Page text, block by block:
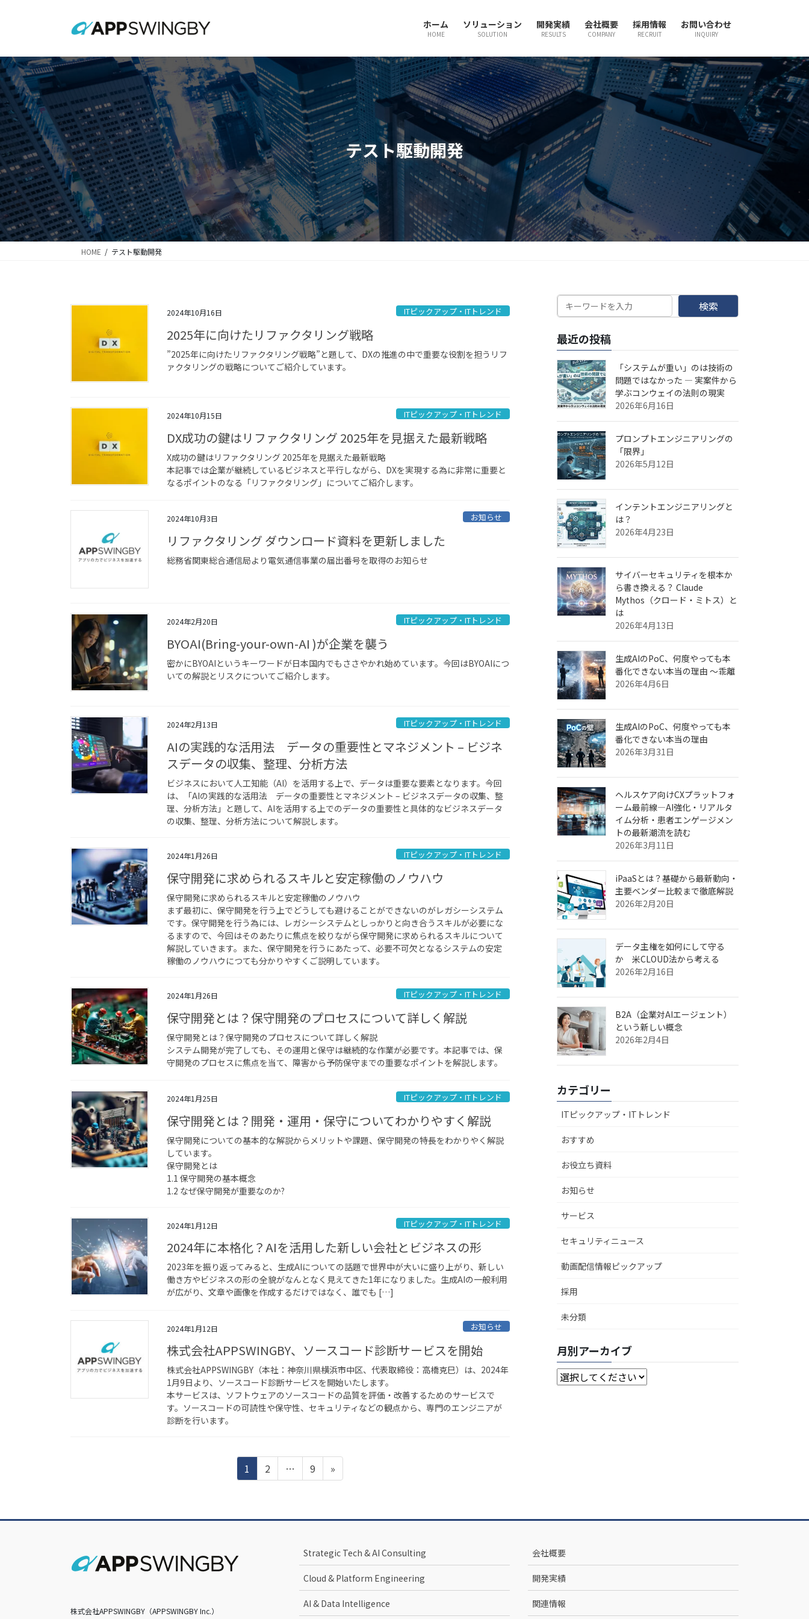
ツ
に
移
動
シ
ョ
ン
に
移
動
ホーム
HOME
ソリューション
SOLUTION
開発実績
RESULTS
会社概要
COMPANY
採用情報
RECRUIT
お問い合わせ
INQUIRY
テスト駆動開発
HOME テスト駆動開発
2024年10月16日 ITピックアップ・ITトレンド
2025年に向けたリファクタリング戦略
”2025年に向けたリファクタリング戦略”と題して、DXの推進の中で重要な役割を担うリフ
ァクタリングの戦略についてご紹介しています。
2024年10月15日 ITピックアップ・ITトレンド
DX成功の鍵はリファクタリング 2025年を見据えた最新戦略
X成功の鍵はリファクタリング 2025年を見据えた最新戦略
本記事では企業が継続しているビジネスと平行しながら、DXを実現する為に非常に重要と
なるポイントのなる「リファクタリング」についてご紹介します。
2024年10月3日 お知らせ
リファクタリング ダウンロード資料を更新しました
総務省関東総合通信局より電気通信事業の届出番号を取得のお知らせ
2024年2月20日 ITピックアップ・ITトレンド
BYOAI(Bring-your-own-AI )が企業を襲う
密かにBYOAIというキーワードが日本国内でもささやかれ始めています。今回はBYOAIにつ
いての解説とリスクについてご紹介します。
2024年2月13日 ITピックアップ・ITトレンド
AIの実践的な活用法 データの重要性とマネジメント – ビジネ
スデータの収集、整理、分析方法
ビジネスにおいて人工知能（AI）を活用する上で、データは重要な要素となります。今回
は、「AIの実践的な活用法 データの重要性とマネジメント – ビジネスデータの収集、整
理、分析方法」と題して、AIを活用する上でのデータの重要性と具体的なビジネスデータ
の収集、整理、分析方法について解説します。
2024年1月26日 ITピックアップ・ITトレンド
保守開発に求められるスキルと安定稼働のノウハウ
保守開発に求められるスキルと安定稼働のノウハウ
まず最初に、保守開発を行う上でどうしても避けることができないのがレガシーシステム
です。保守開発を行う為には、レガシーシステムとしっかりと向き合うスキルが必要にな
るますので、今回はそのあたりに焦点を絞りながら保守開発に求められるスキルについて
解説していきます。また、保守開発を行うにあたって、必要不可欠となるシステムの安定
稼働のノウハウにつても分かりやすくご説明しています。
2024年1月26日 ITピックアップ・ITトレンド
保守開発とは？保守開発のプロセスについて詳しく解説
保守開発とは？保守開発のプロセスについて詳しく解説
システム開発が完了しても、その運用と保守は継続的な作業が必要です。本記事では、保
守開発のプロセスに焦点を当て、障害から予防保守までの重要なポイントを解説します。
2024年1月25日 ITピックアップ・ITトレンド
保守開発とは？開発・運用・保守についてわかりやすく解説
保守開発についての基本的な解説からメリットや課題、保守開発の特長をわかりやく解説
しています。
保守開発とは
1.1 保守開発の基本概念
1.2 なぜ保守開発が重要なのか?
2024年1月12日 ITピックアップ・ITトレンド
2024年に本格化？AIを活用した新しい会社とビジネスの形
2023年を振り返ってみると、生成AIについての話題で世界中が大いに盛り上がり、新しい
働き方やビジネスの形の全貌がなんとなく見えてきた1年になりました。生成AIの一般利用
が広がり、文章や画像を作成するだけではなく、誰でも […]
2024年1月12日 お知らせ
株式会社APPSWINGBY、ソースコード診断サービスを開始
株式会社APPSWINGBY（本社：神奈川県横浜市中区、代表取締役：高橋克巳）は、2024年
1月9日より、ソースコード診断サービスを開始いたします。
本サービスは、ソフトウェアのソースコードの品質を評価・改善するためのサービスで
す。ソースコードの可読性や保守性、セキュリティなどの観点から、専門のエンジニアが
診断を行います。
ペ
ジ
り
ペ
ー
1
ペ
ー
2 …
ペ
ー
9 »
検索
最近の投稿
「システムが重い」のは技術の
問題ではなかった — 実案件から
学ぶコンウェイの法則の現実
2026年6月16日
プロンプトエンジニアリングの
「限界」
2026年5月12日
インテントエンジニアリングと
は？
2026年4月23日
サイバーセキュリティを根本か
ら書き換える？ Claude
Mythos（クロード・ミトス）と
は
2026年4月13日
生成AIのPoC、何度やっても本
番化できない本当の理由 ～乖離
2026年4月6日
生成AIのPoC、何度やっても本
番化できない本当の理由
2026年3月31日
ヘルスケア向けCXプラットフォ
ーム最前線—AI強化・リアルタ
イム分析・患者エンゲージメン
トの最新潮流を読む
2026年3月11日
iPaaSとは？基礎から最新動向・
主要ベンダー比較まで徹底解説
2026年2月20日
データ主権を如何にして守る
か 米CLOUD法から考える
2026年2月16日
B2A（企業対AIエージェント）
という新しい概念
2026年2月4日
カテゴリー
ITピックアップ・ITトレンド
おすすめ
お役立ち資料
お知らせ
サービス
セキュリティニュース
動画配信情報ピックアップ
採用
未分類
月別アーカイブ
株式会社APPSWINGBY（APPSWINGBY Inc.）
Strategic Tech & AI Consulting
Cloud & Platform Engineering
AI & Data Intelligence
会社概要
開発実績
関連情報